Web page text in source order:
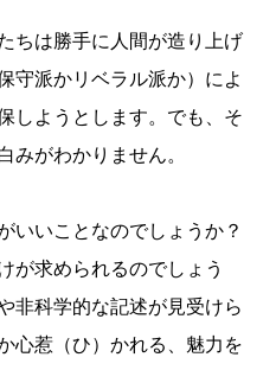
ちは勝手に人間が造り上げ
守派かリベラル派か）によ
しようとします。でも、そ
みがわかりません。
いいことなのでしょうか？
が求められるのでしょう
非科学的な記述が見受けら
心惹（ひ）かれる、魅力を